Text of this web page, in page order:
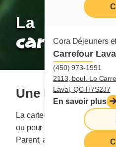
Cora Déjeuners
Carrefour Laval
(450) 973-1991
2113, boul. Le
Laval, QC H7S2J7
En savoir plus
La
carte-
Une idée-
La carte-cadeau Cora peut
ou pour une
commande en
Parent, ami, professeur,